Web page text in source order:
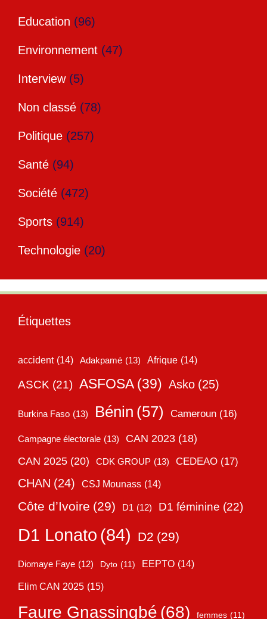
Education (96)
Environnement (47)
Interview(5)
Non classé (78)
Politique (257)
Santé (94)
Société (472)
Sports (914)
Technologie (20)
Étiquettes
accident (14) Adakpamé (13) Afrique (14)
ASCK (21) ASFOSA (39) Asko (25)
Burkina Faso (13) Bénin (57) Cameroun (16)
Campagne électorale (13) CAN 2023 (18)
CAN 2025 (20) CDK GROUP (13) CEDEAO (17)
CHAN (24) CSJ Mounass (14)
Côte d’Ivoire (29) D1 (12) D1 féminine (22)
D1 Lonato (84) D2 (29)
Diomaye Faye (12) Dyto (11) EEPTO (14)
Elim CAN 2025 (15)
Faure Gnassingbé (68) femmes (11)